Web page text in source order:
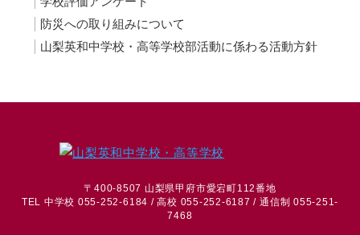
防災への取り組みについて
山梨英和中学校・高等学校部活動に係わる活動方針
〒400-8507 山梨県甲府市愛宕町112番地
TEL 中学校 055-252-6184 / 高校 055-252-6187 / 通信制 055-251-
7468